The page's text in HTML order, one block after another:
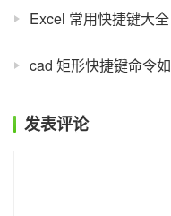
Excel 常用快捷键大
cad 矩形快捷键命令
发表评论